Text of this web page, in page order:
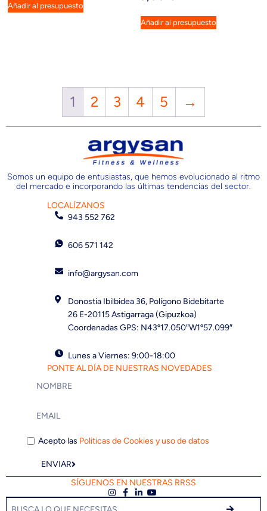
Añadir al presupuesto
Añadir al presupuesto
1 2 3 4 5 →
Somos un equipo de entusiastas, que hemos evolucionado al ritmo
del mercado e incorporando las últimas tendencias del sector.
LOCALÍZANOS
943 552 762
606 571 142
info@argysan.com
Donostia Ibilbidea 36, Polígono Bidebitarte
26 E-20115 Astigarraga (Gipuzkoa)
Coordenadas GPS: N43º17.050″W1º57.099″
Lunes a Viernes: 9:00-18:00
PONTE AL DÍA DE NUESTRAS NOVEDADES
Acepto las Politicas de Cookies y uso de datos
ENVIAR
SÍGUENOS EN NUESTRAS RRSS